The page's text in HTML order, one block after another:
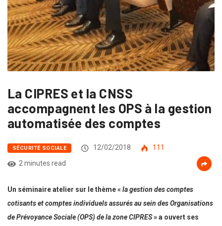
La CIPRES et la CNSS
accompagnent les OPS à la gestion
automatisée des comptes
SÉCURITÉ SOCIALE 12/02/2018
111
2 minutes read
Un séminaire atelier sur le thème «la gestion des comptes
cotisants et comptes individuels assurés au sein des Organisations
de Prévoyance Sociale (OPS) de la zone CIPRES» a ouvert ses